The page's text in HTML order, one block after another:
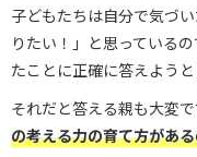
子どもたちは自分で気づ
りたい！」と思っている
たことに正確に答えよう
それだと答える親も大変で
の考える力の育て方があ